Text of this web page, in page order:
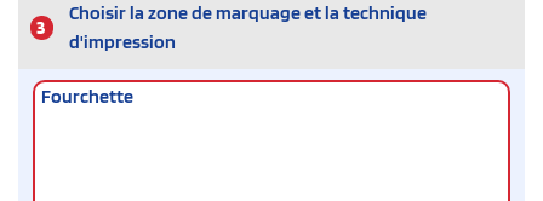
3
Choisir la zone de marquage et la technique
d'impression
Fourchette